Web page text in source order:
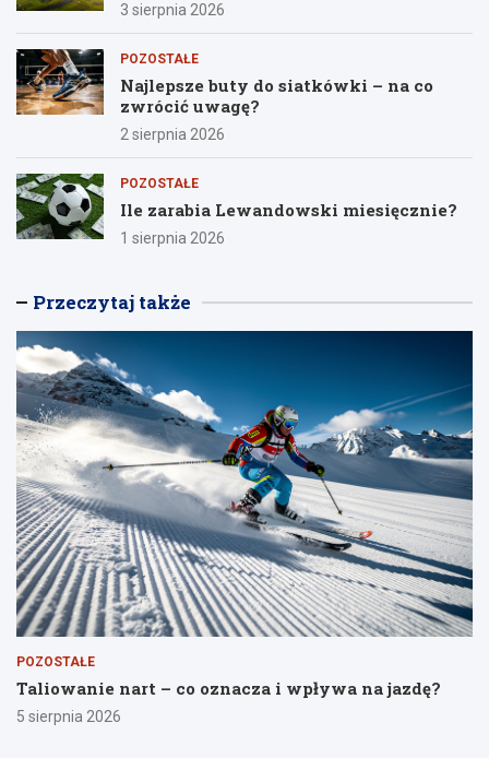
3 sierpnia 2026
POZOSTAŁE
Najlepsze buty do siatkówki – na co
zwrócić uwagę?
2 sierpnia 2026
POZOSTAŁE
Ile zarabia Lewandowski miesięcznie?
1 sierpnia 2026
Przeczytaj także
POZOSTAŁE
Taliowanie nart – co oznacza i wpływa na jazdę?
5 sierpnia 2026